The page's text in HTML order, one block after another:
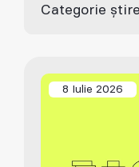
Categorie știre
8 Iulie 2026